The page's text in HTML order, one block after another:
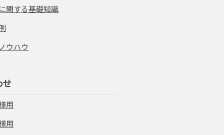
関する基礎知識
ウハウ
せ
用
用